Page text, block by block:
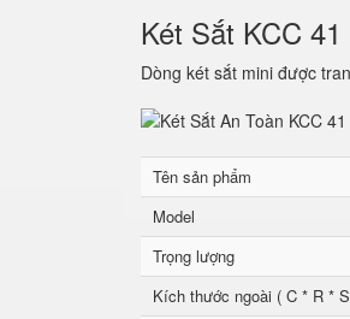
Két Sắt KCC
Dòng két sắt mini được
Tên sản phẩm
Model
Trọng lượng
Kích thước ngoài ( C * R *